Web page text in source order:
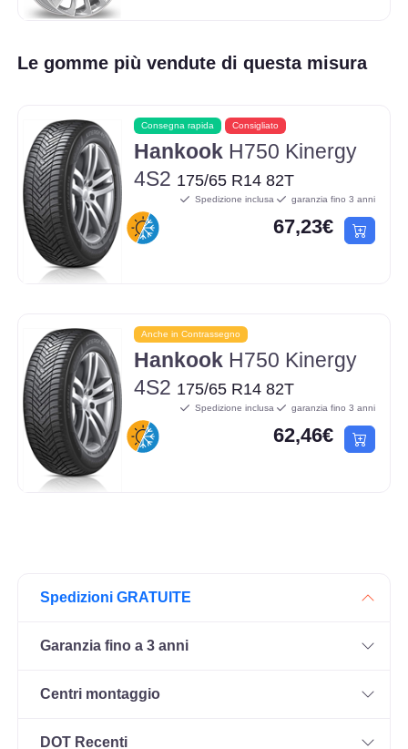
Le gomme più vendute di questa misura
Consegna rapida Consigliato
Hankook H750 Kinergy
4S2 175/65 R14 82T
Spedizione inclusa garanzia fino 3 anni
67,23€
Anche in Contrassegno
Hankook H750 Kinergy
4S2 175/65 R14 82T
Spedizione inclusa garanzia fino 3 anni
62,46€
Spedizioni GRATUITE
Garanzia fino a 3 anni
Centri montaggio
DOT Recenti